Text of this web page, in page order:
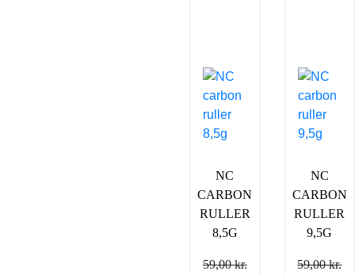
NC
CARBON
RULLER
8,5G
59,00kr.
NC
CARBON
RULLER
9,5G
59,00kr.